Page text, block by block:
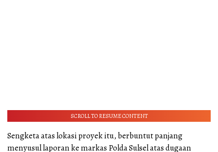
SCROLL TO RESUME CONTENT
Sengketa atas lokasi proyek itu, berbuntut panjang
menyusul laporan ke markas Polda Sulsel atas dugaan